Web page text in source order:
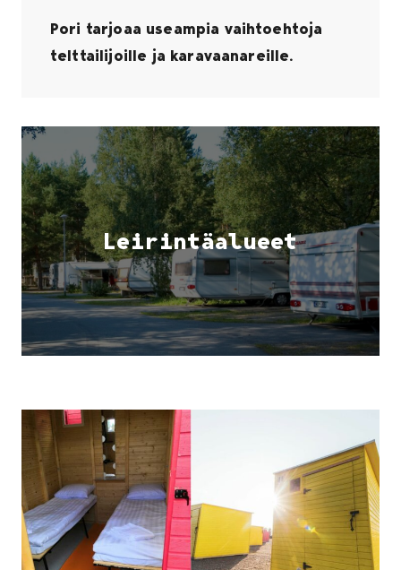
Pori tarjoaa useampia vaihtoehtoja
telttailijoille ja karavaanareille.
Leirintäalueet